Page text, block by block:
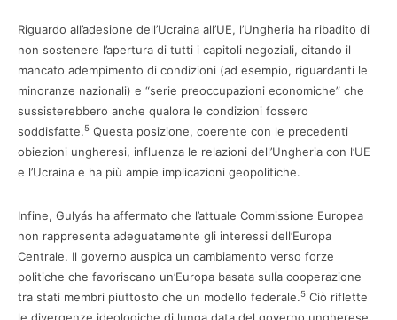
Riguardo all’adesione dell’Ucraina all’UE, l’Ungheria ha ribadito di
non sostenere l’apertura di tutti i capitoli negoziali, citando il
mancato adempimento di condizioni (ad esempio, riguardanti le
minoranze nazionali) e “serie preoccupazioni economiche” che
sussisterebbero anche qualora le condizioni fossero
soddisfatte.5 Questa posizione, coerente con le precedenti
obiezioni ungheresi, influenza le relazioni dell’Ungheria con l’UE
e l’Ucraina e ha più ampie implicazioni geopolitiche.
Infine, Gulyás ha affermato che l’attuale Commissione Europea
non rappresenta adeguatamente gli interessi dell’Europa
Centrale. Il governo auspica un cambiamento verso forze
politiche che favoriscano un’Europa basata sulla cooperazione
tra stati membri piuttosto che un modello federale.5 Ciò riflette
le divergenze ideologiche di lunga data del governo ungherese